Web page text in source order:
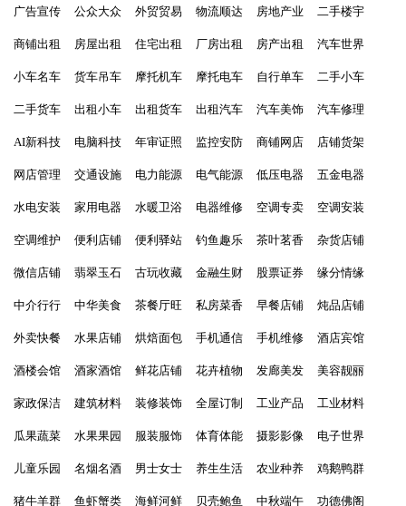
广告宣传 公众大众 外贸贸易 物流顺达 房地产业 二手楼宇
商铺出租 房屋出租 住宅出租 厂房出租 房产出租 汽车世界
小车名车 货车吊车 摩托机车 摩托电车 自行单车 二手小车
二手货车 出租小车 出租货车 出租汽车 汽车美饰 汽车修理
AI新科技 电脑科技 年审证照 监控安防 商铺网店 店铺货架
网店管理 交通设施 电力能源 电气能源 低压电器 五金电器
水电安装 家用电器 水暖卫浴 电器维修 空调专卖 空调安装
空调维护 便利店铺 便利驿站 钓鱼趣乐 茶叶茗香 杂货店铺
微信店铺 翡翠玉石 古玩收藏 金融生财 股票证券 缘分情缘
中介行行 中华美食 茶餐厅旺 私房菜香 早餐店铺 炖品店铺
外卖快餐 水果店铺 烘焙面包 手机通信 手机维修 酒店宾馆
酒楼会馆 酒家酒馆 鲜花店铺 花卉植物 发廊美发 美容靓丽
家政保洁 建筑材料 装修装饰 全屋订制 工业产品 工业材料
瓜果蔬菜 水果果园 服装服饰 体育体能 摄影影像 电子世界
儿童乐园 名烟名酒 男士女士 养生生活 农业种养 鸡鹅鸭群
猪牛羊群 鱼虾蟹类 海鲜河鲜 贝壳鲍鱼 中秋端午 功德佛阁